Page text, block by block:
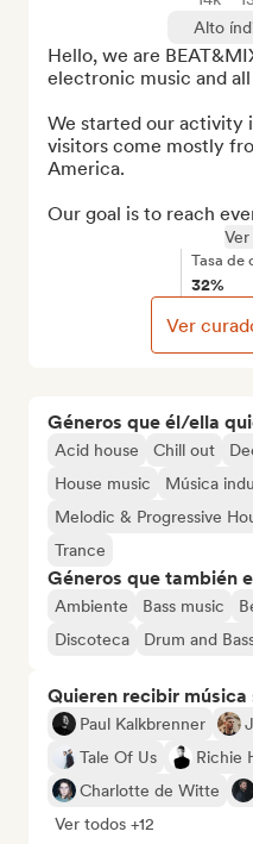
Géneros que él/ella
Acid house Chill out
House music
Música
Melodic & Progressive
Trance
Géneros que también
Ambiente Bass music
Discoteca
Drum and
Quieren recibir música
Paul Kalkbrenner
Tale Of Us
Richie
Charlotte de Witte
Ver todos +12
Alto
Hello, we are
electronic music and
We started our activity
visitors come mostly
America.
Our goal is to reach
Ver
Tasa de
32%
Ver